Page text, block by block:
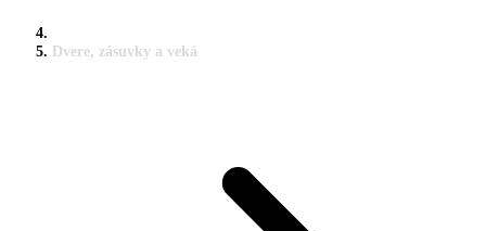
Dvere, zásuvky a veká